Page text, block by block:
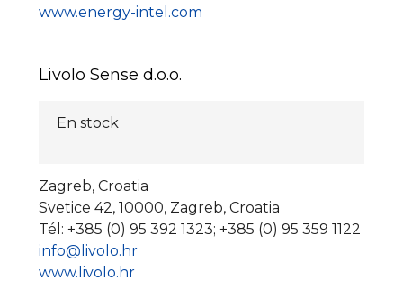
www.energy-intel.com
Livolo Sense d.o.o.
En stock
Zagreb, Croatia
Svetice 42, 10000, Zagreb, Croatia
Tél: +385 (0) 95 392 1323; +385 (0) 95 359 1122
info@livolo.hr
www.livolo.hr